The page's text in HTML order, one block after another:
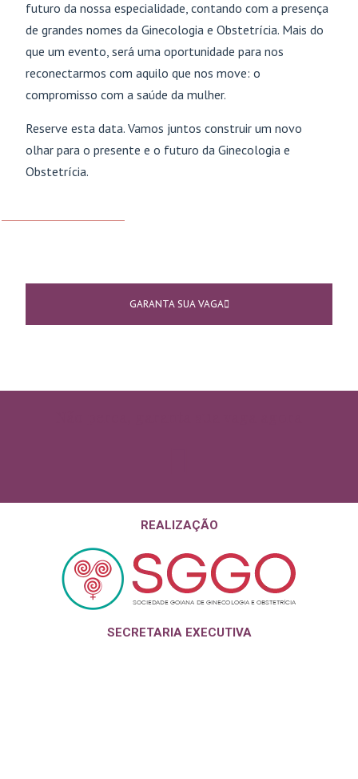
futuro da nossa especialidade, contando com a presença
de grandes nomes da Ginecologia e Obstetrícia. Mais do
que um evento, será uma oportunidade para nos
reconectarmos com aquilo que nos move: o
compromisso com a saúde da mulher.
Reserve esta data. Vamos juntos construir um novo
olhar para o presente e o futuro da Ginecologia e
Obstetrícia.
GARANTA SUA VAGA
REALIZAÇÃO
SECRETARIA EXECUTIVA